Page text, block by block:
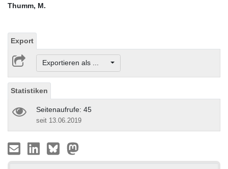
Thumm, M.
Export
Exportieren als ...
Statistiken
Seitenaufrufe: 45
seit 13.06.2019